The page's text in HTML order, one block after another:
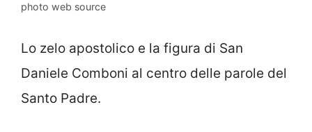
photo web source
Lo zelo apostolico e la figura di San
Daniele Comboni al centro delle parole del
Santo Padre.